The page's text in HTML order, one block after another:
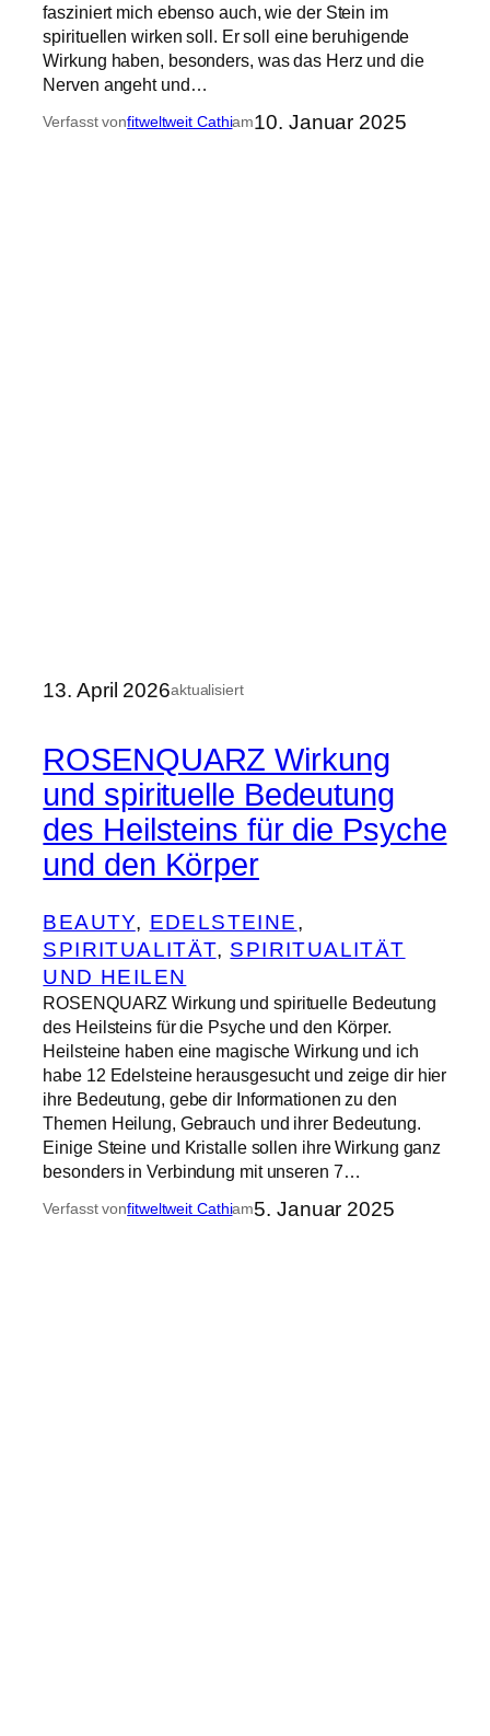
fasziniert mich ebenso auch, wie der Stein im
spirituellen wirken soll. Er soll eine beruhigende
Wirkung haben, besonders, was das Herz und die
Nerven angeht und…
Verfasst vonfitweltweit Cathiam10. Januar 2025
13. April 2026aktualisiert
ROSENQUARZ Wirkung
und spirituelle Bedeutung
des Heilsteins für die Psyche
und den Körper
BEAUTY, EDELSTEINE
SPIRITUALITÄT, SPIRITUALITÄT
UND HEILEN
ROSENQUARZ Wirkung und spirituelle Bedeutung
des Heilsteins für die Psyche und den Körper.
Heilsteine haben eine magische Wirkung und ich
habe 12 Edelsteine herausgesucht und zeige dir hier
ihre Bedeutung, gebe dir Informationen zu den
Themen Heilung, Gebrauch und ihrer Bedeutung.
Einige Steine und Kristalle sollen ihre Wirkung ganz
besonders in Verbindung mit unseren 7…
Verfasst vonfitweltweit Cathiam5. Januar 2025